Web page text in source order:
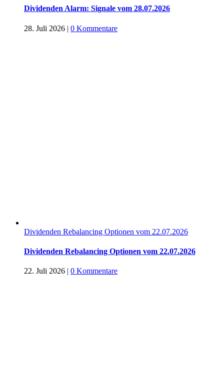
Dividenden Alarm: Signale vom 28.07.2026
28. Juli 2026 | 0 Kommentare
Dividenden Rebalancing Optionen vom 22.07.2026
Dividenden Rebalancing Optionen vom 22.07.2026
22. Juli 2026 | 0 Kommentare